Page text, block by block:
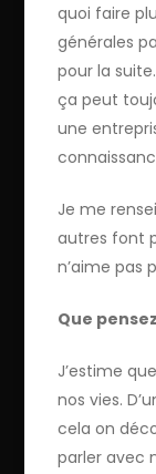
quoi faire
générales
pour la
ça peut
une
Je me
autres font
n’aime pas
Que
J’estime
nos vies.
cela on
parler avec